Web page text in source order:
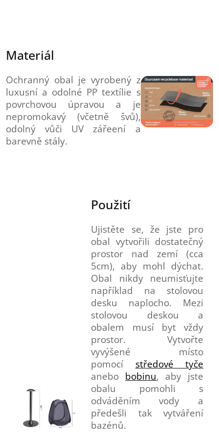
Materiál
Ochranný obal je vyrobený z
luxusní a odolné PP textílie s
povrchovou úpravou a je
nepromokavý (včetně švů),
odolný vůči UV zářeení a
barevně stály.
Použití
Ujistěte se, že jste pro
obal vytvořili dostatečný
prostor nad zemí (cca
5cm), aby mohl dýchat.
Obal nikdy neumisťujte
například na stolovou
desku naplocho. Mezi
stolovou deskou a
obalem musí byt vždy
prostor. Vytvořte
vyvýšené místo
pomocí středové tyče
anebo bobinu, aby jste
obalu pomohli s
odváděním vody a
předešli tak vytváření
bazénů.